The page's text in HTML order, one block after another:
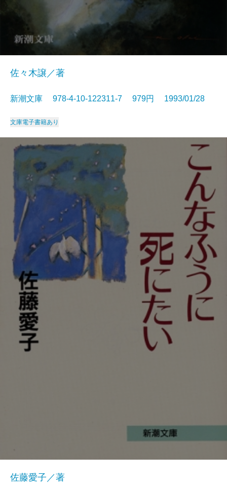
佐々木譲／著
新潮文庫 978-4-10-122311-7 979円 1993/01/28
文庫電子書籍あり
佐藤愛子／著